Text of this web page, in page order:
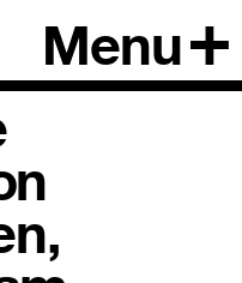
Menu